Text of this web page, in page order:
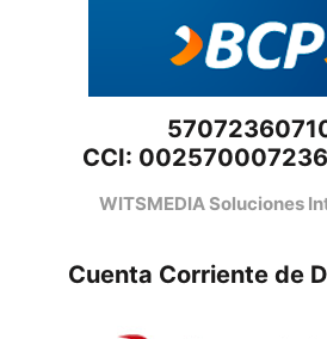
CCI:
WITSMEDIA Soluciones
Cuenta Corriente de